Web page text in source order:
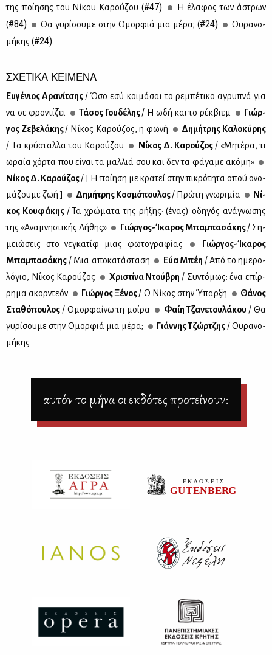
της ποί­η­σης του Νί­κου Κα­ρού­ζου (#47)
Η έλα­φος των άστρων
(#84) Θα γυ­ρί­σου­με στην Ομορ­φιά μια μέ­ρα; (#24)
Ου­ρα­νο­
μή­κης (#24)
ΣΧΕΤΙΚΑ ΚΕΙΜΕΝΑ
Ευ­γέ­νιος Αρα­νί­τσης / Όσο εσύ κοι­μά­σαι το ρε­μπέ­τι­κο αγρυ­πνά για
να σε φρο­ντί­ζει
Τά­σος Γου­δέ­λης/ Η ωδή και το ρέκ­βιεμ
Γιώρ­
γος Ζε­βε­λά­κης/ Νί­κος Κα­ρού­ζος, η φω­νή
Δη­μή­τρης Κα­λο­κύ­ρης
/ Tα κρύ­σταλ­λα του Kα­ρού­ζου
Νί­κος Δ. Κα­ρού­ζος / «Μη­τέ­ρα, τι
ωραία χόρ­τα που εί­ναι τα μαλ­λιά σου και δεν τα φά­γα­με ακό­μη»
Νί­κος Δ. Κα­ρού­ζος/ [ Η ποί­η­ση με κρα­τεί στην πι­κρό­τη­τα οπού ονο­
μά­ζου­με ζωή ]
Δη­μή­τρης Κο­σμό­που­λος/ Πρώ­τη γνω­ρι­μία
Νί­
κος Κου­φά­κης / Τα χρώ­μα­τα της ρή­ξης· (ένας) οδη­γός ανά­γνω­σης
της «Ανα­μνη­στι­κής Λή­θης»
Γιώρ­γος-Ίκα­ρος Μπα­μπα­σά­κης/ Ση­
μειώ­σεις στο νε­γκα­τίφ μιας φω­το­γρα­φί­ας
Γιώρ­γος-Ίκα­ρος
Μπα­μπα­σά­κης / Μια απο­κα­τά­στα­ση Εύα Μπέη / Από το ημε­ρο­
λό­γιο, Νί­κος Κα­ρού­ζος
Χρι­στί­να Ντού­βρη / Συ­ντό­μως: ένα επίρ­
ρη­μα ακορ­ντε­όν
Γιώρ­γος Ξέ­νος/ Ο Νί­κος στην Ύπαρ­ξη
Θά­νος
Στα­θό­που­λος / Ομορ­φαί­νω τη μοί­ρα Φαίη Τζα­νε­του­λά­κου / Θα
γυ­ρί­σου­με στην Ομορ­φιά μια μέ­ρα;
Γιάν­νης Τζώρ­τζης / Ου­ρα­νο­
μή­κης
αυτόν το μήνα οι εκδότες προτείνουν: